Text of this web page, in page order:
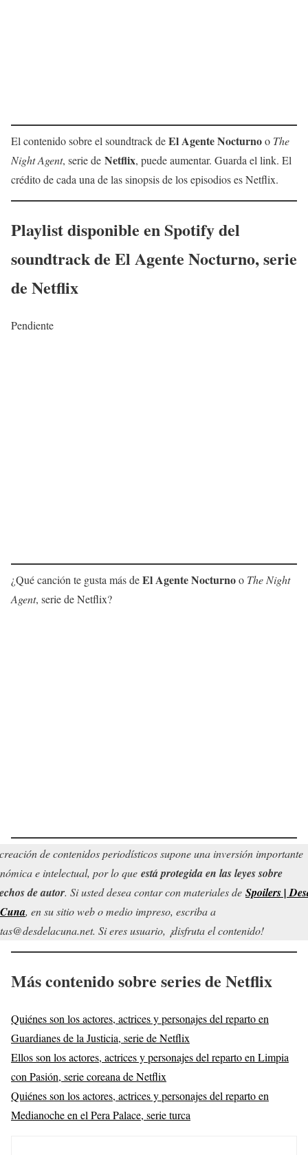
El contenido sobre el soundtrack deEl Agente Nocturnoo The
Night Agent, serie de Netflix, puede aumentar. Guarda el link. El
crédito de cada una de las sinopsis de los episodios es Netflix.
Playlist disponible en Spotify del
soundtrack de El Agente Nocturno, serie
de Netflix
Pendiente
¿Qué canción te gusta más deEl Agente Nocturnoo The Night
Agent, serie de Netflix?
de contenidos periodísticos supone una inversión importante
e intelectual, por lo que está protegida en las leyes sobre
de autor. Si usted desea contar con materiales de Spoilers |
, en su sitio web o medio impreso, escriba a
Si eres usuario, ¡disfruta el contenido!
Más contenido sobre series de Netflix
Quiénes son los actores, actrices y personajes del reparto en
Guardianes de la Justicia, serie de Netflix
Ellos son los actores, actrices y personajes del reparto en Limpia
con Pasión, serie coreana de Netflix
Quiénes son los actores, actrices y personajes del reparto en
Medianoche en el Pera Palace, serie turca